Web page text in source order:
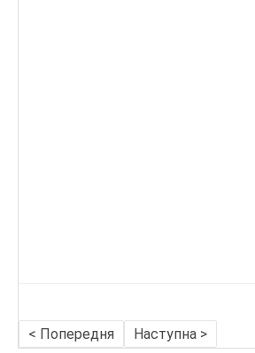
< Попередня Наступна >